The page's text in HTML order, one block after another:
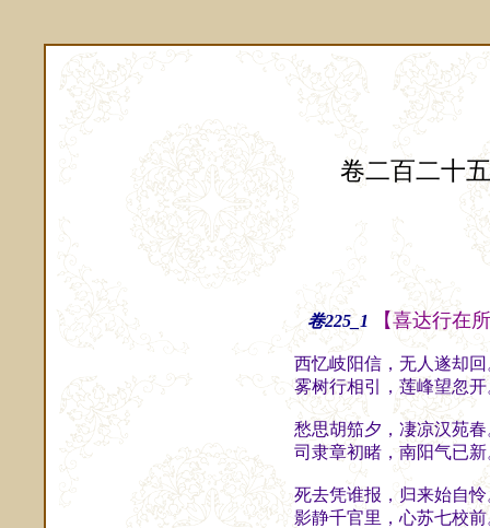
卷二百二十五
卷225_1 【喜达行在
西忆岐阳信，无人遂却
雾树行相引，莲峰望忽
愁思胡笳夕，凄凉汉苑
司隶章初睹，南阳气已
死去凭谁报，归来始自
影静千官里，心苏七校